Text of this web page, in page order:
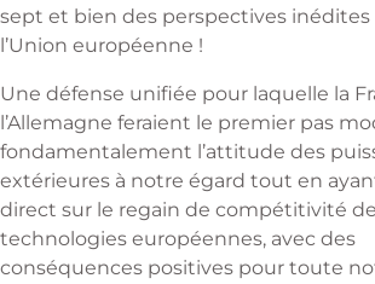
sept et bien des perspectives
l’Union européenne !
Une défense unifiée pour laquelle la
l’Allemagne feraient le premier pas
fondamentalement l’attitude des
extérieures à notre égard tout en
direct sur le regain de compétitivité
technologies européennes, avec des
conséquences positives pour toute